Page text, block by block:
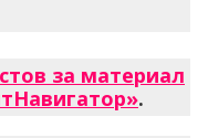
за материал
.